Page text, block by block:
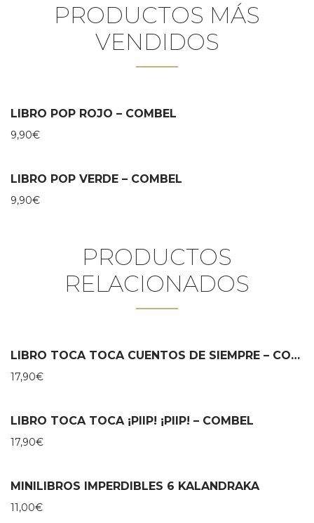
PRODUCTOS MÁS
VENDIDOS
LIBRO POP ROJO – COMBEL
9,90€
LIBRO POP VERDE – COMBEL
9,90€
PRODUCTOS
RELACIONADOS
LIBRO TOCA TOCA CUENTOS DE SIEMPRE – COMBEL
17,90€
LIBRO TOCA TOCA ¡PIIP! ¡PIIP! – COMBEL
17,90€
MINILIBROS IMPERDIBLES 6 KALANDRAKA
11,00€